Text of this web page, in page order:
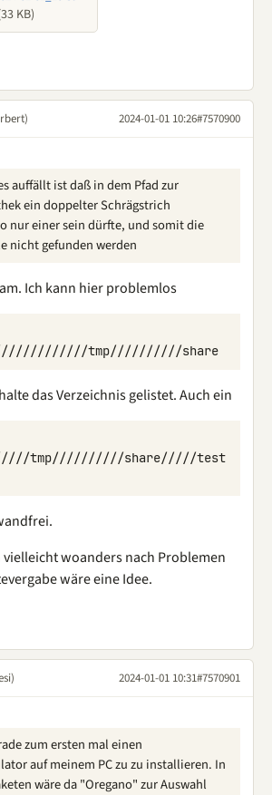
KB)
2024-01-01 10:26#7570900
auffällt ist daß in dem Pfad zur
ein doppelter Schrägstrich
nur einer sein dürfte, und somit die
nicht gefunden werden
Ich kann hier problemlos
das Verzeichnis gelistet. Auch ein
tmp//////////share/////test
vielleicht woanders nach Problemen
wäre eine Idee.
2024-01-01 10:31#7570901
zum ersten mal einen
auf meinem PC zu zu installieren. In
wäre da "Oregano" zur Auswahl